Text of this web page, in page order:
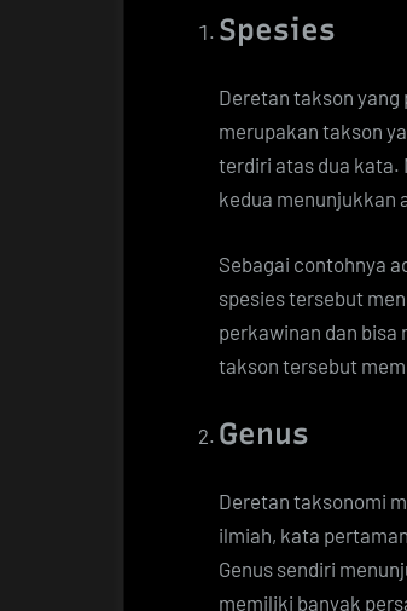
Spesies
Deretan takson
merupakan takson
terdiri atas dua kata.
kedua menunjukkan
Sebagai contohnya
spesies tersebut
perkawinan dan bisa
takson tersebut
Genus
Deretan taksonomi
ilmiah, kata
Genus sendiri
memiliki banyak